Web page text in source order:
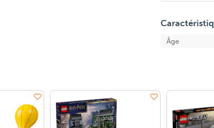
Âge